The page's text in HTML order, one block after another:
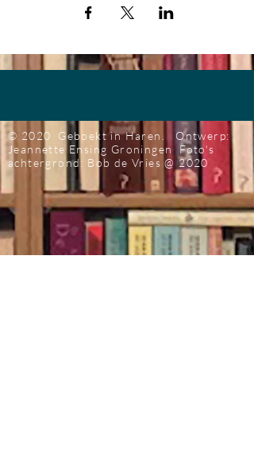
© 2020 Geboekt in Haren. Ontwerp:
Jeannette Ensing GroningenFoto's
achtergrond: Bob de Vries@ 2020